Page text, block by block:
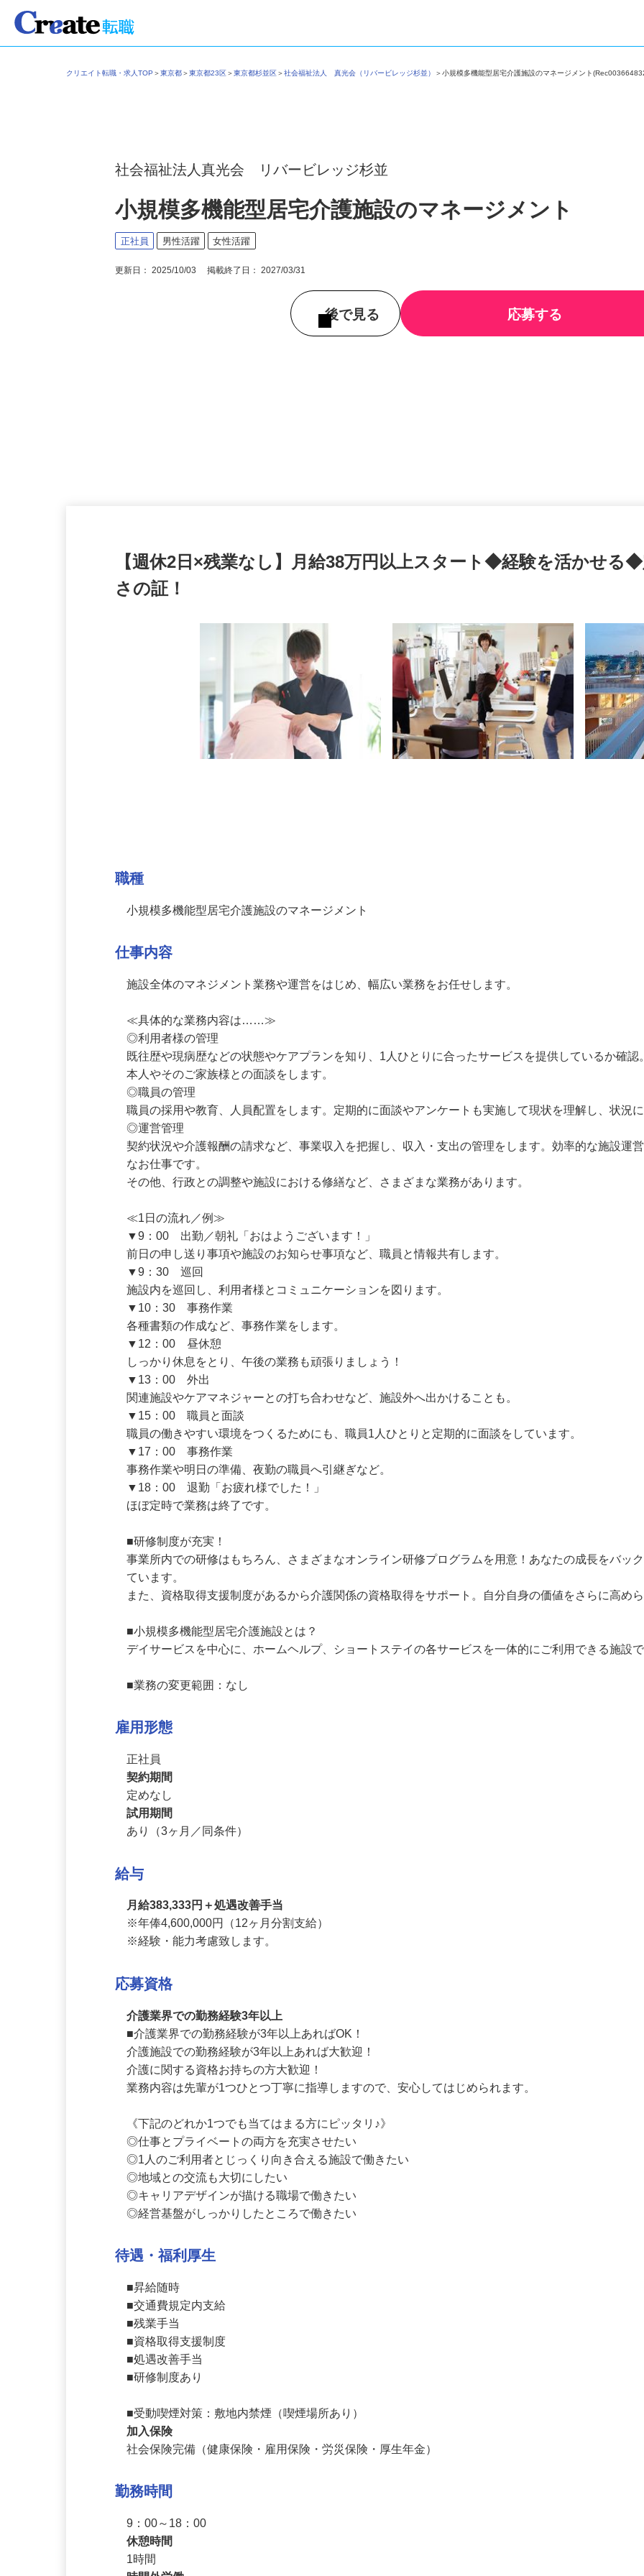
クリエイト転職・求人TOP＞東京都＞東京都23区＞東京都杉並区＞社会福祉法人 真光会（リバービレッジ杉並）＞小規模多機能型居宅介護施設のマネージメント
社会福祉法人真光会 リバービレッジ杉並
小規模多機能型居宅介護施設のマネージメント
正社員 男性活躍 女性活躍
更新日： 2025/10/03 掲載終了日： 2027/03/31
後で見る 応募する
【週休2日×残業なし】月給38万円以上スタート◆経験を活かせ
さの証！
≪具体的な業務内容は……≫
◎利用者様の管理
既往歴や現病歴などの状態やケアプランを知り、1人ひとりに合ったサービスを提供しているか確
本人やそのご家族様との面談をします。
◎職員の管理
職員の採用や教育、人員配置をします。定期的に面談やアンケートも実施して現状を理解し、状況
◎運営管理
契約状況や介護報酬の請求など、事業収入を把握し、収入・支出の管理をします。効率的な施設
なお仕事です。
≪1日の流れ／例≫
▼9：00　出勤／朝礼「おはようございます！」
前日の申し送り事項や施設のお知らせ事項など、職員と情報共有します。
▼9：30　巡回
施設内を巡回し、利用者様とコミュニケーションを図ります。
▼10：30　事務作業
各種書類の作成など、事務作業をします。
▼12：00　昼休憩
しっかり休息をとり、午後の業務も頑張りましょう！
▼13：00　外出
関連施設やケアマネジャーとの打ち合わせなど、施設外へ出かけることも。
▼15：00　職員と面談
職員の働きやすい環境をつくるためにも、職員1人ひとりと定期的に面談をしています。
▼17：00　事務作業
事務作業や明日の準備、夜勤の職員へ引継ぎなど。
▼18：00　退勤「お疲れ様でした！」
■研修制度が充実！
事業所内での研修はもちろん、さまざまなオンライン研修プログラムを用意！あなたの成長をバ
ています。
■小規模多機能型居宅介護施設とは？
デイサービスを中心に、ホームヘルプ、ショートステイの各サービスを一体的にご利用できる施設
雇用形態
正社員
契約期間
定めなし
給与
月給383,333円＋処遇改善手当
※経験・能力考慮致します。
応募資格
介護業界での勤務経験3年以上
■介護業界での勤務経験が3年以上あればOK！
介護施設での勤務経験が3年以上あれば大歓迎！
業務内容は先輩が1つひとつ丁寧に指導しますので、安心してはじめられます。
《下記のどれか1つでも当てはまる方にピッタリ♪》
◎仕事とプライベートの両方を充実させたい
◎1人のご利用者とじっくり向き合える施設で働きたい
◎地域との交流も大切にしたい
◎経営基盤がしっかりしたところで働きたい
待遇・福利厚生
■昇給随時
■交通費規定内支給
■残業手当
■資格取得支援制度
■研修制度あり
■受動喫煙対策：敷地内禁煙（喫煙場所あり）
社会保険完備（健康保険・雇用保険・労災保険・厚生年金）
勤務時間
9：00～18：00